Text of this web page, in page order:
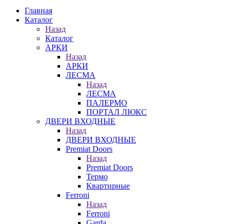
Главная
Каталог
Назад
Каталог
АРКИ
Назад
АРКИ
ЛЕСМА
Назад
ЛЕСМА
ПАЛЕРМО
ПОРТАЛ ЛЮКС
ДВЕРИ ВХОДНЫЕ
Назад
ДВЕРИ ВХОДНЫЕ
Premiat Doors
Назад
Premiat Doors
Термо
Квартирные
Ferroni
Назад
Ferroni